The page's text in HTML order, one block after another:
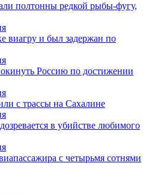
полтонны редкой рыбы-фугу,
виагру и был задержан по
Россию по достижении
с трассы на Сахалине
в убийстве любимого
с четырьмя сотнями